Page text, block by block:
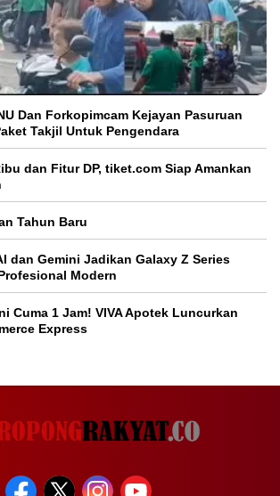
Dan Forkopimcam Kejayan Pasuruan
Takjil Untuk Pengendara
dan Fitur DP, tiket.com Siap Amankan
Tahun Baru
dan Gemini Jadikan Galaxy Z Series
Modern
Cuma 1 Jam! VIVA Apotek Luncurkan
Express